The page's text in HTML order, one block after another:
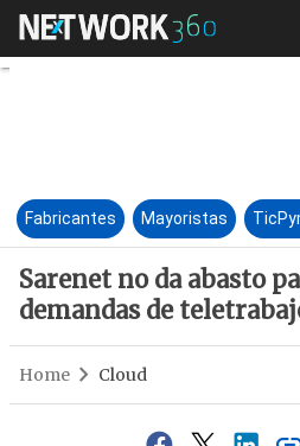
Fabricantes Mayoristas
Sarenet no da abasto
demandas de
Home Cloud